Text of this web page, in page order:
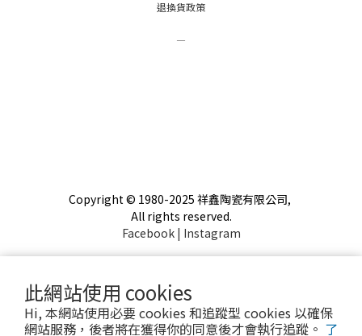
此網站使用 cookies
Hi, 本網站使用必要 cookies 和追蹤型 cookies 以確保
網站服務，後者將在獲得你的同意後才會執行追蹤。 了
退換貨政策
－
Copyright © 1980-2025 祥鑫陶瓷有限公司,
All rights reserved.
Facebook| Instagram